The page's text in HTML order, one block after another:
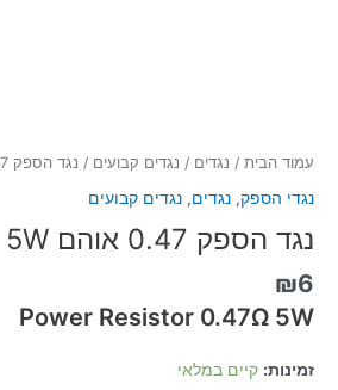
עמוד הבית / נגדים / נגדים קבועים / נגד הספק 0.47 אוהם 5W
נגדי הספק, נגדים, נגדים קבועים
נגד הספק 0.47 אוהם 5W
₪6
Power Resistor 0.47Ω 5W
זמינות: קיים במלאי